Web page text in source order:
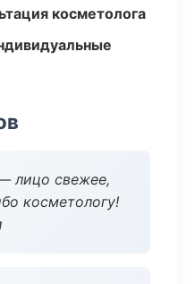
косметолога
лицо свежее,
косметологу!